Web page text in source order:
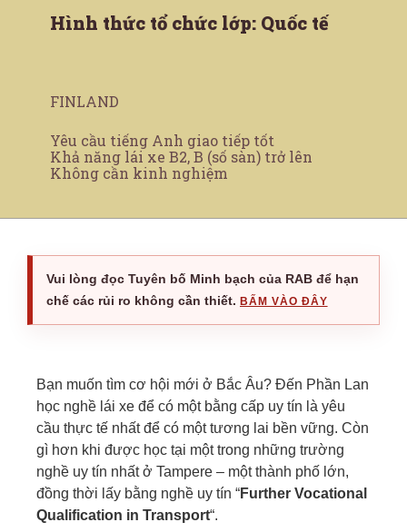
Hình thức tổ chức lớp: Quốc tế
FINLAND
Yêu cầu tiếng Anh giao tiếp tốt
Khả năng lái xe B2, B (số sàn) trở lên
Không cần kinh nghiệm
Vui lòng đọc Tuyên bố Minh bạch của RAB để hạn
chế các rủi ro không cần thiết. BẤM VÀO ĐÂY
Bạn muốn tìm cơ hội mới ở Bắc Âu? Đến Phần Lan
học nghề lái xe để có một bằng cấp uy tín là yêu
cầu thực tế nhất để có một tương lai bền vững. Còn
gì hơn khi được học tại một trong những trường
nghề uy tín nhất ở Tampere – một thành phố lớn,
đồng thời lấy bằng nghề uy tín “Further Vocational
Qualification in Transport“.